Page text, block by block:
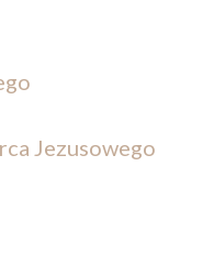
Jezusowego